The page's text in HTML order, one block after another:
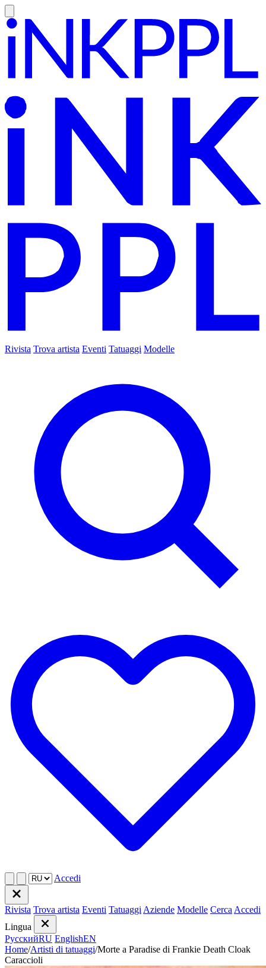
Rivista Trova artista Eventi Tatuaggi Modelle
Accedi
Rivista Trova artista Eventi Tatuaggi Aziende Modelle Cerca Accedi
Lingua
РусскийRU EnglishEN
Home/Artisti di tatuaggi/Morte a Paradise di Frankie Death Cloak
Caraccioli